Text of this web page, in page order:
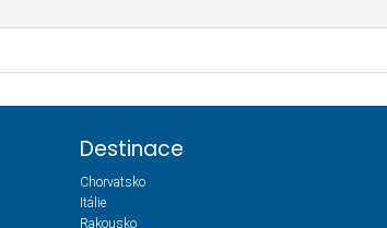
Destinace
Chorvatsko
Itálie
Rakousko